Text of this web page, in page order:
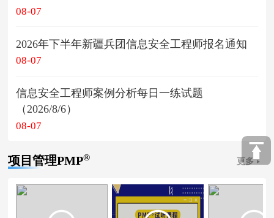
08-07
2026年下半年新疆兵团信息安全工程师报名通知
08-07
信息安全工程师案例分析每日一练试题
（2026/8/6）
08-07
项目管理PMP® 更多